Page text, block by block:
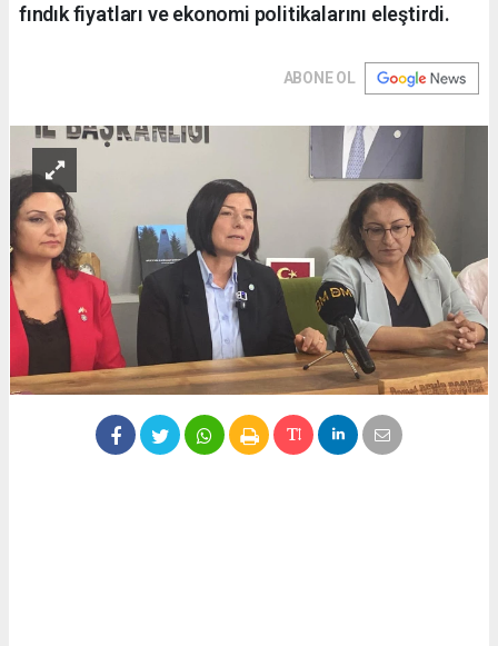
fındık fiyatları ve ekonomi politikalarını eleştirdi.
ABONE OL